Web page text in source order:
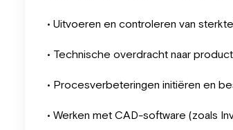
• Uitvoeren en controleren van
• Technische overdracht naar
• Procesverbeteringen initiëren en
• Werken met CAD-software (zoals